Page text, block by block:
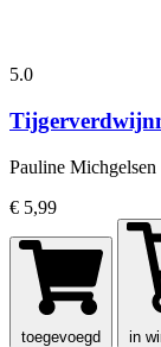
5.0
Pauline Michgelsen
€ 5,99
toegevoegd in